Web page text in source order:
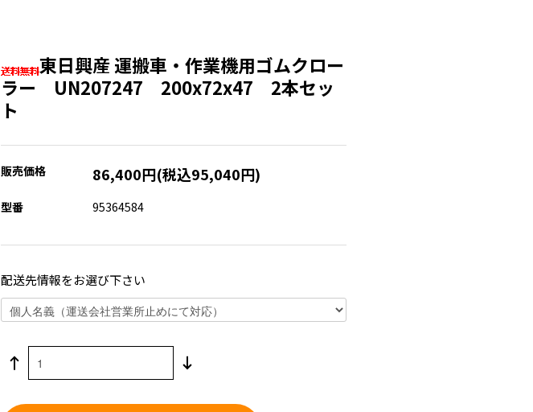
東日興産 運搬車・作業機用ゴムクロー
ラー UN207247 200x72x47 2本セッ
ト
販売価格 86,400円(税込95,040円)
型番 95364584
配送先情報をお選び下さい